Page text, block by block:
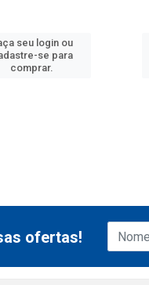
seu login ou
se para
comprar.
ofertas!